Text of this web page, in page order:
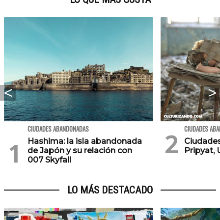
CIUDADES ABANDONADAS
Hashima: la isla abandonada
de Japón y su relación con
007 Skyfall
CIUDADES
Pripyat,
LO MÁS DESTACADO